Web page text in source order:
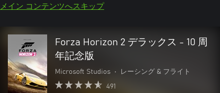
メイン コンテンツへスキップ
Forza Horizon 2 デラックス - 10 周
年記念版
Microsoft Studios • レーシング & フライト
491